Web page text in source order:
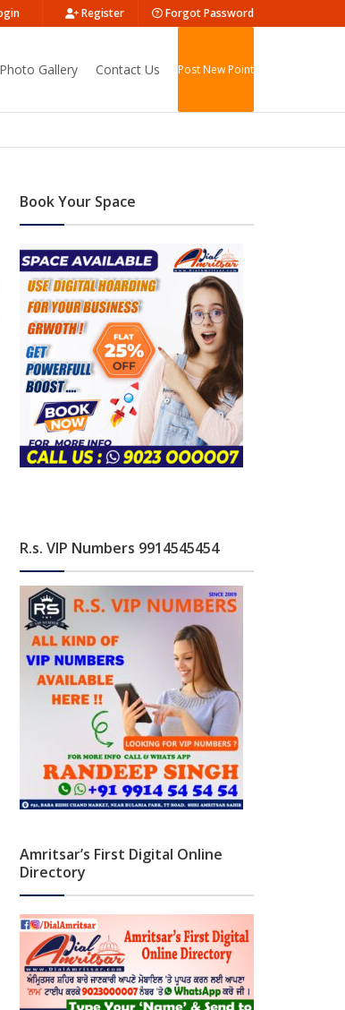
Register Forgot Password
Photo Gallery Contact Us Post New Point
Book Your Space
R.s. VIP Numbers 9914545454
Amritsar’s First Digital Online
Directory